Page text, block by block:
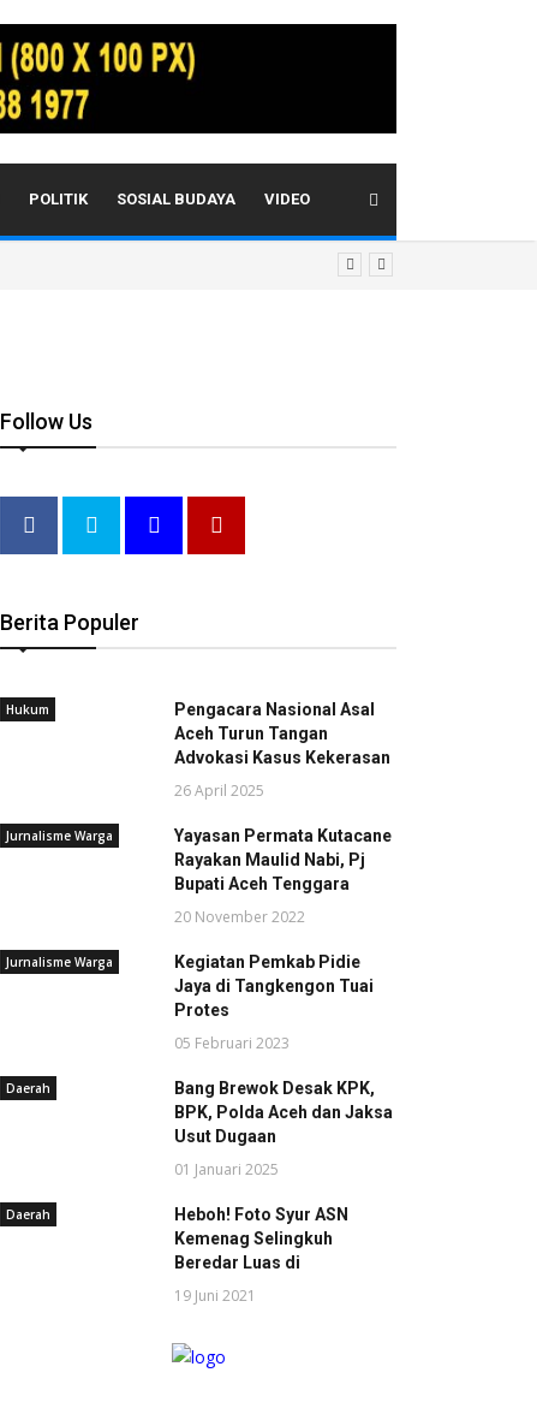
POLITIK SOSIAL BUDAYA VIDEO
Follow Us
Berita Populer
Hukum
Pengacara Nasional Asal
Aceh Turun Tangan
Advokasi Kasus Kekerasan
26 April 2025
Jurnalisme Warga
Yayasan Permata Kutacane
Rayakan Maulid Nabi, Pj
Bupati Aceh Tenggara
20 November 2022
Jurnalisme Warga
Kegiatan Pemkab Pidie
Jaya di Tangkengon Tuai
Protes
05 Februari 2023
Daerah
Bang Brewok Desak KPK,
BPK, Polda Aceh dan Jaksa
Usut Dugaan
01 Januari 2025
Daerah
Heboh! Foto Syur ASN
Kemenag Selingkuh
Beredar Luas di
19 Juni 2021